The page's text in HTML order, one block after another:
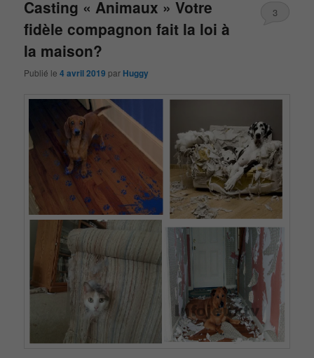
Casting « Animaux » Votre
fidèle compagnon fait la loi à
la maison?
Publié le4 avril 2019 par Huggy
3